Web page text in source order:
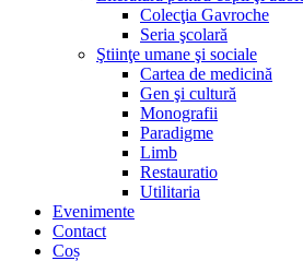
Colecţia Gavroche
Seria şcolară
Ştiinţe umane şi sociale
Cartea de medicină
Gen şi cultură
Monografii
Paradigme
Limb
Restauratio
Utilitaria
Evenimente
Contact
Coș